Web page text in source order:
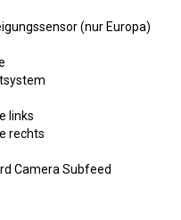
(nur Europa)
links
rechts
Camera Subfeed